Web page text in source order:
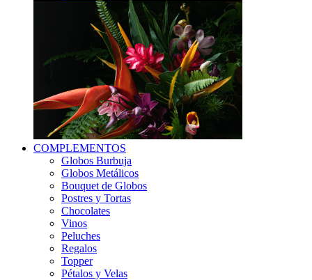
COMPLEMENTOS
Globos Burbuja
Globos Metálicos
Bouquet de Globos
Postres y Tortas
Chocolates
Vinos
Peluches
Regalos
Topper
Pétalos y Velas